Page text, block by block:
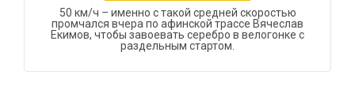
50 км/ч – именно с такой средней скоростью
промчался вчера по афинской трассе Вячеслав
Екимов, чтобы завоевать серебро в велогонке с
раздельным стартом.